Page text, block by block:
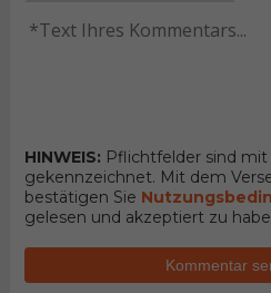
HINWEIS: Pflichtfelder sind
gekennzeichnet. Mit dem
bestätigen Sie
gelesen und akzeptiert zu
Kommentar